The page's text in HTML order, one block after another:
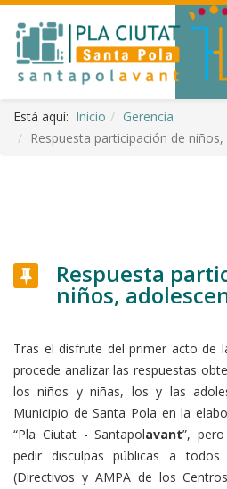
Está aquí: Inicio
Gerencia
Respuesta participación de
Respuesta
niños,
Tras el disfrute del primer acto de
procede analizar las respuestas
los niños y niñas, los y las
Municipio de Santa Pola en la
“Pla Ciutat - Santapolavant”,
pedir disculpas públicas a todos
(Directivos y AMPA de los